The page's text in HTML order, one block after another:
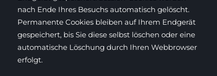
nach Ende Ihres Besuchs automatisch gelöscht.
Permanente Cookies bleiben auf Ihrem Endgerät
gespeichert, bis Sie diese selbst löschen oder eine
automatische Löschung durch Ihren Webbrowser
erfolgt.